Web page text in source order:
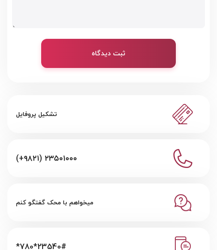
ثبت دیدگاه
تشکیل پروفایل
(+۹۸۲۱) ۲۳۵۰۱۰۰۰
میخواهم با محک گفتگو کنم
*780*23540#